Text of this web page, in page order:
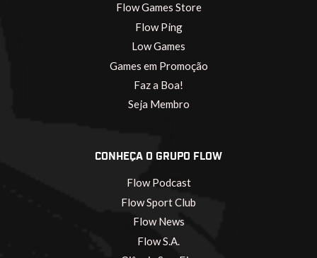
Flow Games Store
Flow Ping
Low Games
Games em Promoção
Faz a Boa!
Seja Membro
CONHEÇA O GRUPO FLOW
Flow Podcast
Flow Sport Club
Flow News
Flow S.A.